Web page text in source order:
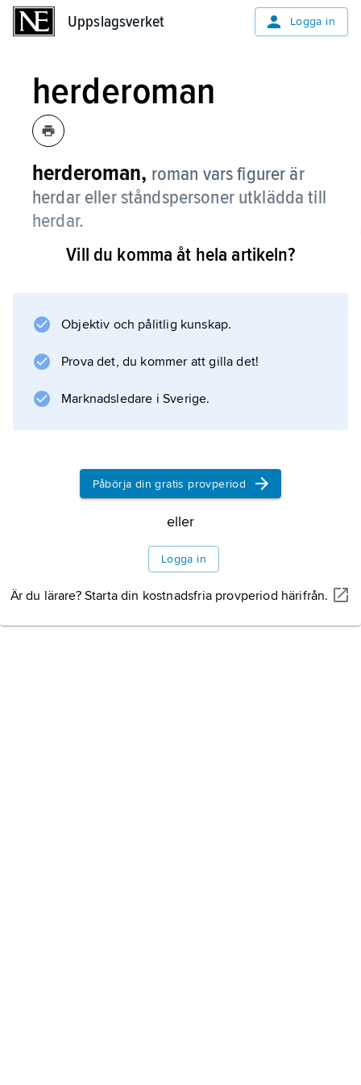
Uppslagsverket Logga in
herderoman
herderoman, roman vars figurer är
herdar eller ståndspersoner utklädda till
herdar.
Den antika förebilden för herderomanen är
d’Ameto” (1341) och av Jacopo Sannazaro i
och 1700-talets karakteristiska genrer, sedan
Honoré d’Urfé i ”L’Astrée” (1610–27) visat
genrens möjlighet till subtil känsloanalys
Information om artikeln
Vill du komma åt hela artikeln?
Objektiv och pålitlig kunskap.
Prova det, du kommer att gilla det!
Marknadsledare i Sverige.
Påbörja din gratis provperiod
eller
Logga in
Är du lärare? Starta din kostnadsfria provperiod härifrån.